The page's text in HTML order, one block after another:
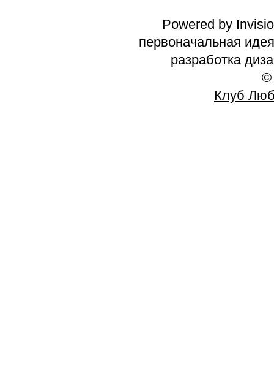
Powered by
первоначальная
разработка
©
Клуб